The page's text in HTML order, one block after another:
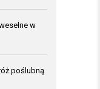
w
poślubną